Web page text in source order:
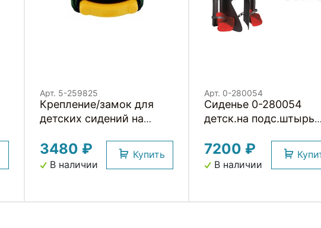
Арт. 5-259825
Крепление/замок для
детских сидений на
3480 ₽
В наличии
Купить
Арт. 0-280054
Сиденье 0-280054
детск.на подс.штырь
7лет/22кг TUV
(Италия)
7200 ₽
В наличии